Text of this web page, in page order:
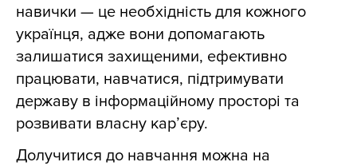
навички — це необхідність для кожного
українця, адже вони допомагають
залишатися захищеними, ефективно
працювати, навчатися, підтримувати
державу в інформаційному просторі та
розвивати власну кар’єру.
Долучитися до навчання можна на